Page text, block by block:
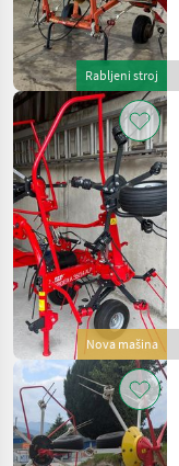
Rabljeni stroj
Nova mašina